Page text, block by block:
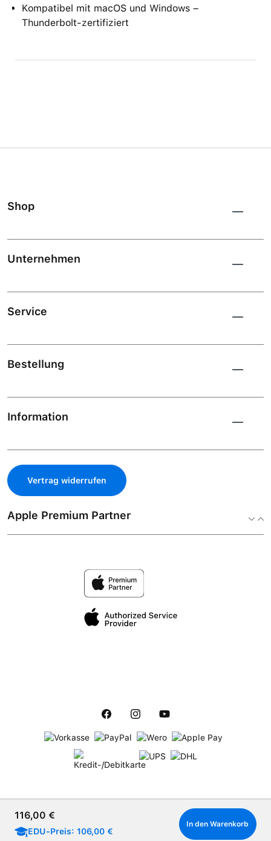
Verkaufspreis:
116,00 €
EDU-Preis: 106,00 €
In den Warenkorb
Kompatibel mit macOS und Windows –
Thunderbolt-zertifiziert
Shop
Unternehmen
Service
Bestellung
Information
Vertrag widerrufen
Apple Premium Partner